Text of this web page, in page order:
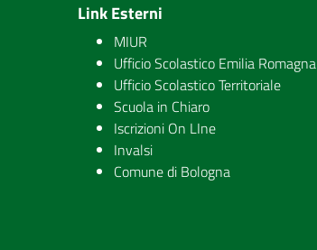
Link Esterni
MIUR
Ufficio Scolastico Emilia Romagna
Ufficio Scolastico Territoriale
Scuola in Chiaro
Iscrizioni On LIne
Invalsi
Comune di Bologna